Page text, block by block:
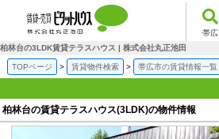
帯広
柏林台の3LDK賃貸テラスハウス | 株式会社丸正池田
TOPページ 賃貸物件検索 帯広市の賃貸情報一覧
柏林台の賃貸テラスハウス(3LDK)の物件情報